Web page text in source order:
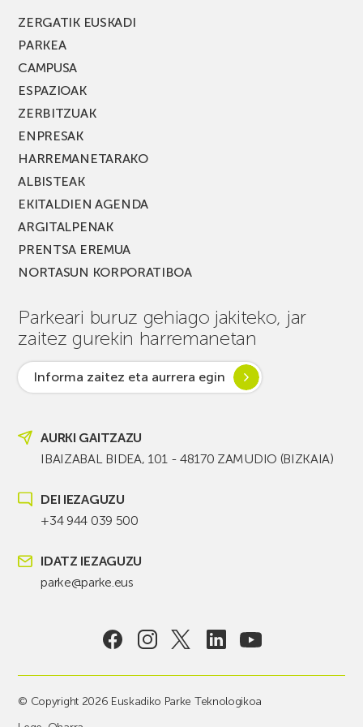
ZERGATIK EUSKADI
PARKEA
CAMPUSA
ESPAZIOAK
ZERBITZUAK
ENPRESAK
HARREMANETARAKO
ALBISTEAK
EKITALDIEN AGENDA
ARGITALPENAK
PRENTSA EREMUA
NORTASUN KORPORATIBOA
Parkeari buruz gehiago jakiteko, jar
zaitez gurekin harremanetan
Informa zaitez eta aurrera egin
AURKI GAITZAZU
IBAIZABAL BIDEA, 101 - 48170 ZAMUDIO (BIZKAIA)
DEI IEZAGUZU
+34 944 039 500
IDATZ IEZAGUZU
parke@parke.eus
© Copyright 2026 Euskadiko Parke Teknologikoa